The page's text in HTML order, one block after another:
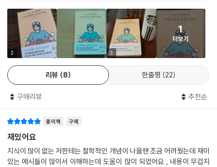
실제 겪은 다양한 사례와 소설 속 허구의 인물 이야기가 마구 뒤엉키고, 이
를 뒷받침하는 철학의 가르침이 글의 논지를 강화해주기 때문이다. 르네
데카르트와 줄리언 반스에게 의지력을 배우고 가스통 바슐라르와 이언 매
큐언에게 상상력을 배우는 식이다. 12년 차 출판 편집자인 저자는 다양한
책에서 길어 올린 삶의 지혜를 실제 독자의 삶에 도움이 될 수 있도록 명쾌
한 언어로 정리했다. 게다가 전 세계 170만 독자의 선택을 받은 김수현 작
가의 일러스트와 공감 백배의 메시지가 매 챕터 마지막 부분에 들어가 책
을 읽는 재미를 더한다.
게 훌륭한 삶의 길잡이가 된다”는 소설가 김혜진의 말처럼 이 책은 삶의 지
도 역할을 자임한다. 특히 이러지도 저러지도 못하고 계속 제자리를 맴돌
고 있다면, 이 책을 통해 앞으로의 삶의 방향성을 찾고 그대로 쭉 나아가는
돌파력까지 획득할 수 있을 것이다.
2 3
1
더보기
리뷰 8 한줄평 22
구매리뷰 추천순
종이책 구매
재밌어요
지식이 많이 없는 저한테는 철학적인 개념이 나올땐 조금 어려웠는데 재미
있는 예시들이 많이서 이해하는데 도움이 많이 되었어요 , 내용이 무겁지